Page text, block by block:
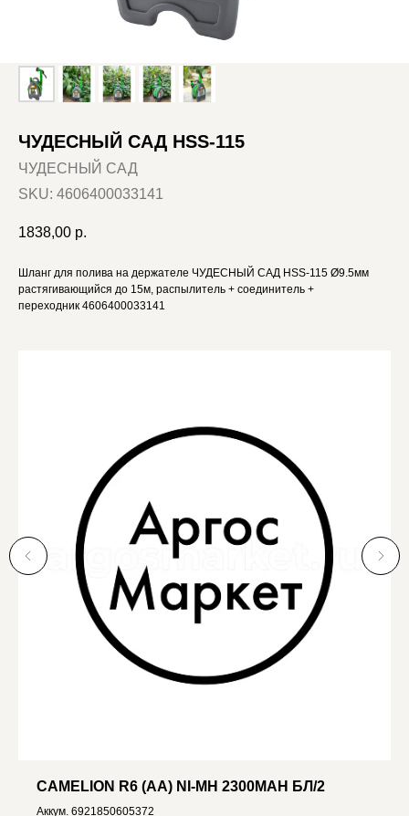
ЧУДЕСНЫЙ САД HSS-115
ЧУДЕСНЫЙ САД
SKU: 4606400033141
1838,00 р.
Шланг для полива на держателе ЧУДЕСНЫЙ САД HSS-115 Ø9.5мм
растягивающийся до 15м, распылитель + соединитель +
переходник 4606400033141
CAMELION R6 (AA) NI-MH 2300MAH БЛ/2
Аккум. 6921850605372